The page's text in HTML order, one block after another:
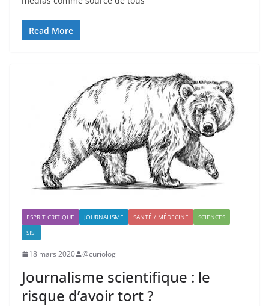
Read More
ESPRIT CRITIQUE JOURNALISME SANTÉ / MÉDECINE
SCIENCES
SISI
18 mars 2020 @curiolog
Journalisme scientifique : le
risque d’avoir tort ?